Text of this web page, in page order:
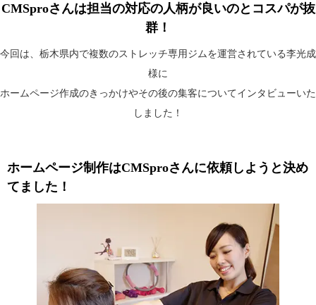
CMSproさんは担当の対応の人柄が良いのとコスパが抜
群！
今回は、栃木県内で複数のストレッチ専用ジムを運営されている李光成
様に
ホームページ作成のきっかけやその後の集客についてインタビューいた
しました！
ホームページ制作はCMSproさんに依頼しようと決め
てました！